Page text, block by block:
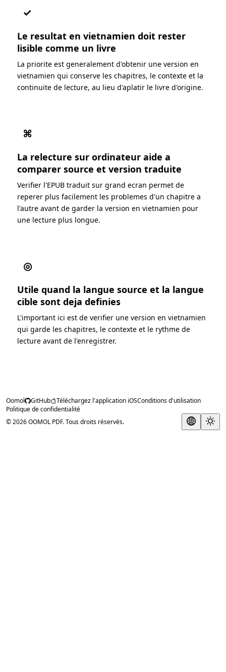
✓
Le resultat en vietnamien doit rester
lisible comme un livre
La priorite est generalement d'obtenir une version en
vietnamien qui conserve les chapitres, le contexte et la
continuite de lecture, au lieu d'aplatir le livre d'origine.
⌘
La relecture sur ordinateur aide a
comparer source et version traduite
Verifier l'EPUB traduit sur grand ecran permet de
reperer plus facilement les problemes d'un chapitre a
l'autre avant de garder la version en vietnamien pour
une lecture plus longue.
◎
Utile quand la langue source et la langue
cible sont deja definies
L'important ici est de verifier une version en vietnamien
qui garde les chapitres, le contexte et le rythme de
lecture avant de l'enregistrer.
Oomol GitHub Téléchargez l'application iOSConditions d'utilisation
Politique de confidentialité
© 2026 OOMOL PDF. Tous droits réservés.